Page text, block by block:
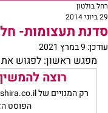
סדנת תעצומות-
רחל בולטון
29 ביוני 2014
עודכן: 9 במרץ 2021
מפגש ראשון: לפגוש
רוצה
הפוסט